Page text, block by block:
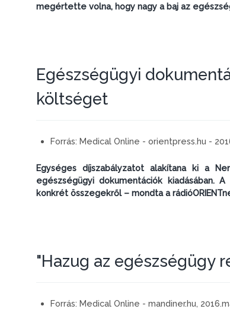
megértette volna, hogy nagy a baj az
Egészségügyi
költséget
Forrás: Medical Online - orientpress.hu -
Egységes díjszabályzatot alakítana ki a
egészségügyi dokumentációk kiadásában.
konkrét összegekről – mondta a
"Hazug az egészségügy
Forrás: Medical Online - mandiner.hu,